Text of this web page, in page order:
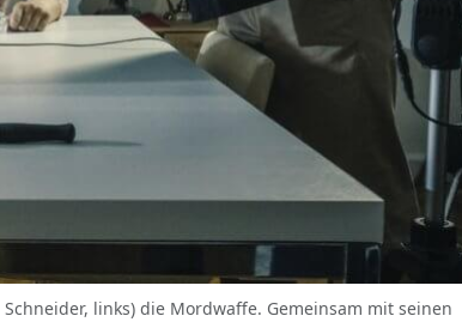
links) die Mordwaffe. Gemeinsam mit seinen